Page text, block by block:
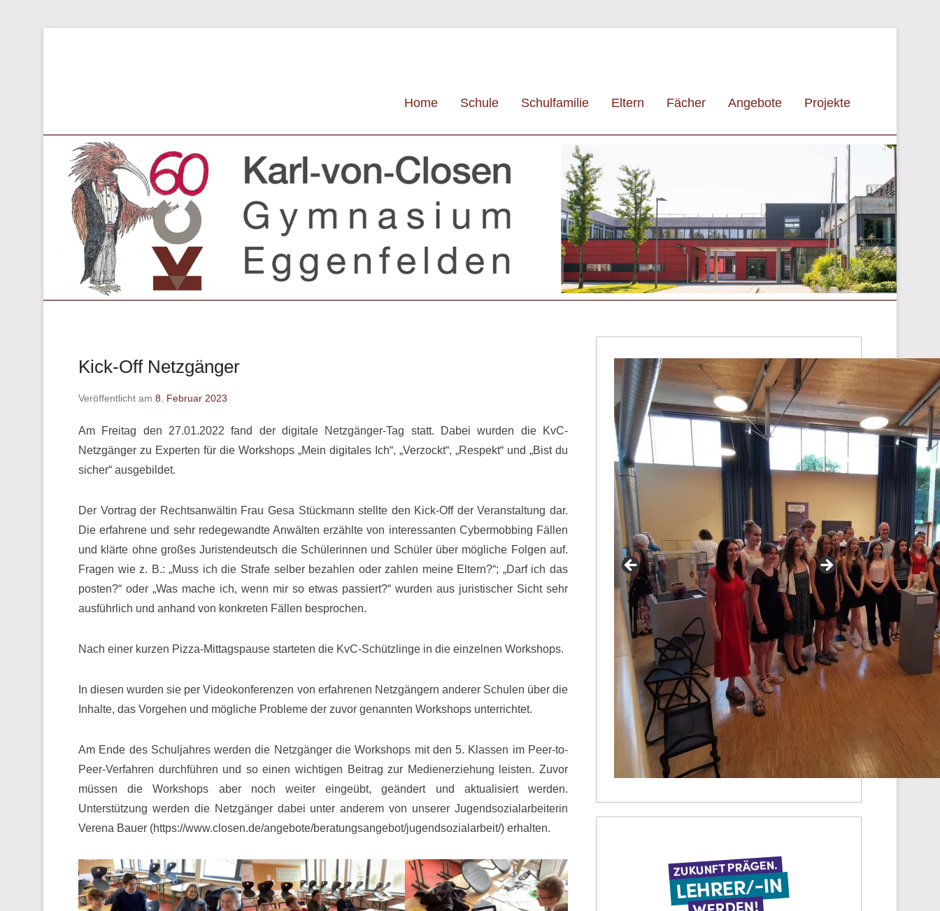
Primäres Menü
Zum Inhalt wechseln
Home Schule Schulfamilie Eltern Fächer Angebote Projekte
Kick-Off Netzgänger
Veröffentlicht am 8. Februar 2023
Am Freitag den 27.01.2022 fand der digitale Netzgänger-Tag statt. Dabei wurden die KvC-
Netzgänger zu Experten für die Workshops „Mein digitales Ich“, „Verzockt“, „Respekt“ und „Bist du
sicher“ ausgebildet.
Der Vortrag der Rechtsanwältin Frau Gesa Stückmann stellte den Kick-Off der Veranstaltung dar.
Die erfahrene und sehr redegewandte Anwälten erzählte von interessanten Cybermobbing Fällen
und klärte ohne großes Juristendeutsch die Schülerinnen und Schüler über mögliche Folgen auf.
Fragen wie z. B.: „Muss ich die Strafe selber bezahlen oder zahlen meine Eltern?“; „Darf ich das
posten?“ oder „Was mache ich, wenn mir so etwas passiert?“ wurden aus juristischer Sicht sehr
ausführlich und anhand von konkreten Fällen besprochen.
Nach einer kurzen Pizza-Mittagspause starteten die KvC-Schützlinge in die einzelnen Workshops.
In diesen wurden sie per Videokonferenzen von erfahrenen Netzgängern anderer Schulen über die
Inhalte, das Vorgehen und mögliche Probleme der zuvor genannten Workshops unterrichtet.
Am Ende des Schuljahres werden die Netzgänger die Workshops mit den 5. Klassen im Peer-to-
Peer-Verfahren durchführen und so einen wichtigen Beitrag zur Medienerziehung leisten. Zuvor
müssen die Workshops aber noch weiter eingeübt, geändert und aktualisiert werden.
Unterstützung werden die Netzgänger dabei unter anderem von unserer Jugendsozialarbeiterin
Verena Bauer (https://www.closen.de/angebote/beratungsangebot/jugendsozialarbeit/) erhalten.